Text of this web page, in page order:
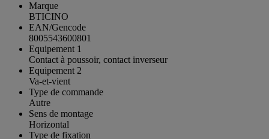
Marque
BTICINO
EAN/Gencode
8005543600801
Equipement 1
Contact à poussoir, contact inverseur
Equipement 2
Va-et-vient
Type de commande
Autre
Sens de montage
Horizontal
Type de fixation